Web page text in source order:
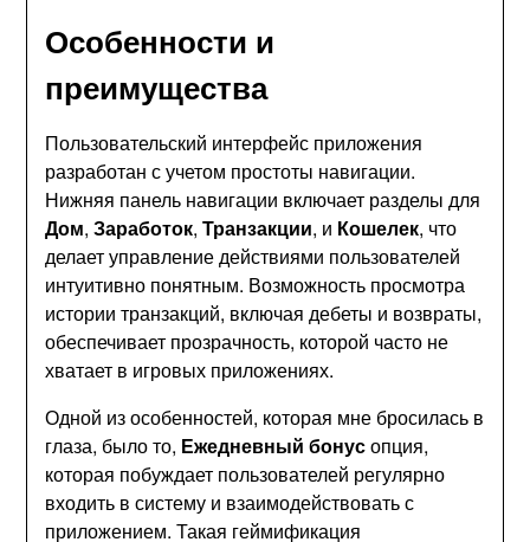
Особенности и
преимущества
Пользовательский интерфейс приложения
разработан с учетом простоты навигации.
Нижняя панель навигации включает разделы для
Дом,Заработок,Транзакции, и Кошелек, что
делает управление действиями пользователей
интуитивно понятным. Возможность просмотра
истории транзакций, включая дебеты и возвраты,
обеспечивает прозрачность, которой часто не
хватает в игровых приложениях.
Одной из особенностей, которая мне бросилась в
глаза, было то, Ежедневный бонусопция,
которая побуждает пользователей регулярно
входить в систему и взаимодействовать с
приложением. Такая геймификация